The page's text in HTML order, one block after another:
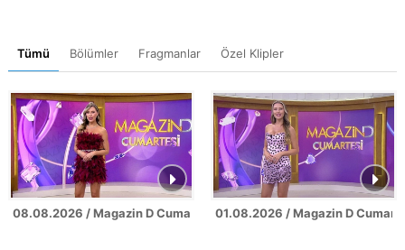
Tümü Bölümler Fragmanlar Özel Klipler
08.08.2026 / Magazin D Cumartesi01.08.2026 / Magazin D